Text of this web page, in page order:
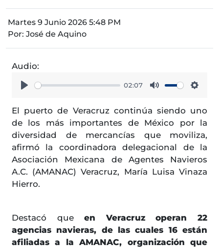
Martes 9 Junio 2026 5:48 PM
Por: José de Aquino
Audio:
02:07
El puerto de Veracruz continúa siendo uno
de los más importantes de México por la
diversidad de mercancías que moviliza,
afirmó la coordinadora delegacional de la
Asociación Mexicana de Agentes Navieros
A.C. (AMANAC) Veracruz, María Luisa Vinaza
Hierro.
Destacó queen Veracruz operan 22
agencias navieras, de las cuales 16 están
afiliadas a la AMANAC, organización que